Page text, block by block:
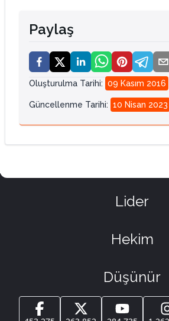
Paylaş
Oluşturulma Tarihi: 09 Kasım 2016
Güncellenme Tarihi: 10 Nisan 2023
Lider
Hekim
Düşünür